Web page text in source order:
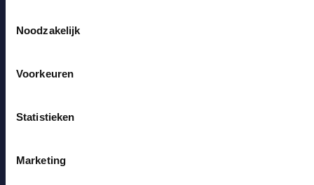
Noodzakelijk
Voorkeuren
Statistieken
Marketing
Facebook
Particuliere verzekeringen
Hypotheken